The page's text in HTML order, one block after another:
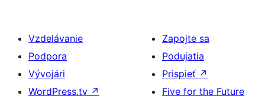
Vzdelávanie
Podpora
Vývojári
WordPress.tv ↗
Zapojte sa
Podujatia
Prispieť ↗
Five for the Future